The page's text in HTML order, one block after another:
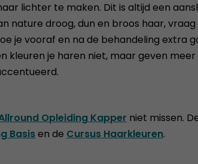
lichter te maken. Dit is altijd een
droog, dun en broos haar, vraag
je vooraf en na de behandeling extra
je haren niet, maar geven
Opleiding Kapper niet missen.
Basisen de Cursus Haarkleuren.